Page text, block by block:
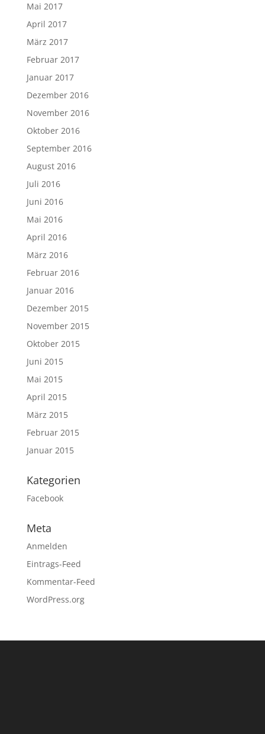
Mai 2017
April 2017
März 2017
Februar 2017
Januar 2017
Dezember 2016
November 2016
Oktober 2016
September 2016
August 2016
Juli 2016
Juni 2016
Mai 2016
April 2016
März 2016
Februar 2016
Januar 2016
Dezember 2015
November 2015
Oktober 2015
Juni 2015
Mai 2015
April 2015
März 2015
Februar 2015
Januar 2015
Kategorien
Facebook
Meta
Anmelden
Eintrags-Feed
Kommentar-Feed
WordPress.org